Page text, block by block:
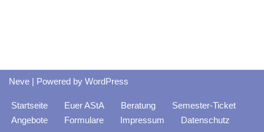
Neve | Powered by WordPress
Startseite Euer AStA Beratung
Semester-Ticket
Angebote
Formulare Impressum Datenschutz